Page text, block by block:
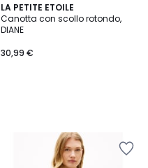
LA PETITE ETOILE
Canotta con scollo rotondo,
DIANE
30,99 €